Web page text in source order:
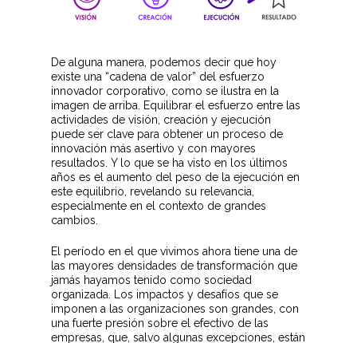
De alguna manera, podemos decir que hoy
existe una “cadena de valor” del esfuerzo
innovador corporativo, como se ilustra en la
imagen de arriba. Equilibrar el esfuerzo entre las
actividades de visión, creación y ejecución
puede ser clave para obtener un proceso de
innovación más asertivo y con mayores
resultados. Y lo que se ha visto en los últimos
años es el aumento del peso de la ejecución en
este equilibrio, revelando su relevancia,
especialmente en el contexto de grandes
cambios.
El período en el que vivimos ahora tiene una de
las mayores densidades de transformación que
jamás hayamos tenido como sociedad
organizada. Los impactos y desafíos que se
imponen a las organizaciones son grandes, con
una fuerte presión sobre el efectivo de las
empresas, que, salvo algunas excepciones, están